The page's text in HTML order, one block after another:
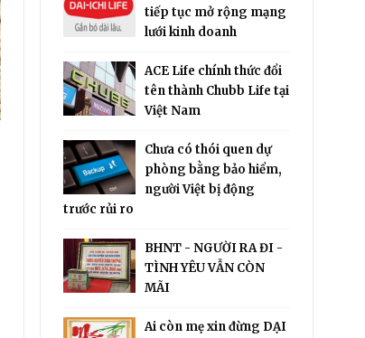
tiếp tục mở rộng mạng
lưới kinh doanh
ACE Life chính thức đổi
tên thành Chubb Life tại
Việt Nam
Chưa có thói quen dự
phòng bằng bảo hiểm,
người Việt bị động
trước rủi ro
BHNT - NGƯỜI RA ĐI -
TÌNH YÊU VẪN CÒN
MÃI
Ai còn mẹ xin đừng DẠI